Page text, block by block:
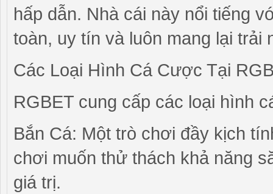
hấp dẫn. Nhà cái này nổi tiếng
toàn, uy tín và luôn mang lại
Các Loại Hình Cá Cược Tại
RGBET cung cấp các loại hình
Bắn Cá: Một trò chơi đầy kịch
chơi muốn thử thách khả năng
giá trị.